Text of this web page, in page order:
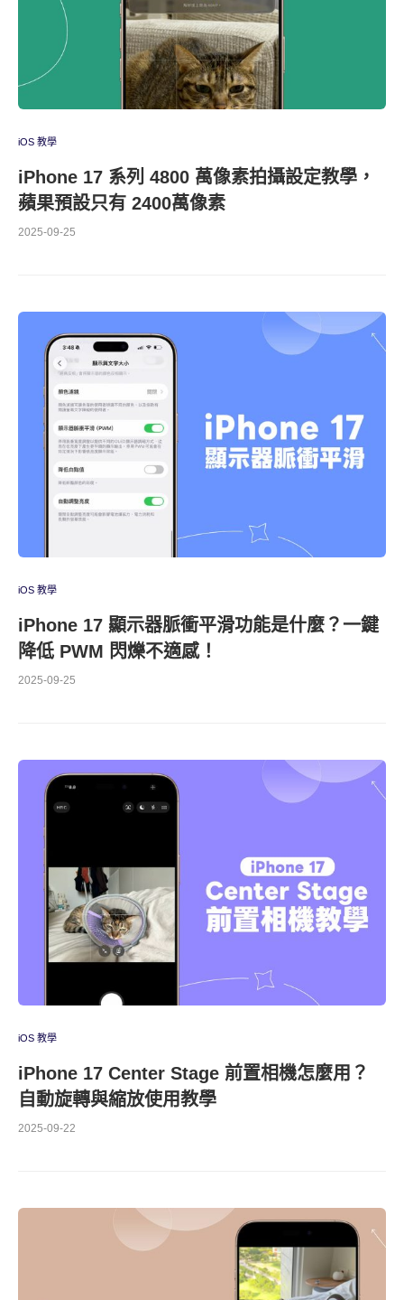
iOS 教學
iPhone 17 系列 4800 萬像素拍攝設定教學，
蘋果預設只有 2400萬像素
2025-09-25
iOS 教學
iPhone 17 顯示器脈衝平滑功能是什麼？一鍵
降低 PWM 閃爍不適感！
2025-09-25
iOS 教學
iPhone 17 Center Stage 前置相機怎麼用？
自動旋轉與縮放使用教學
2025-09-22